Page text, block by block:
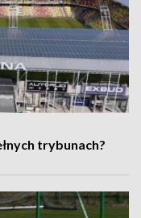
trybunach?